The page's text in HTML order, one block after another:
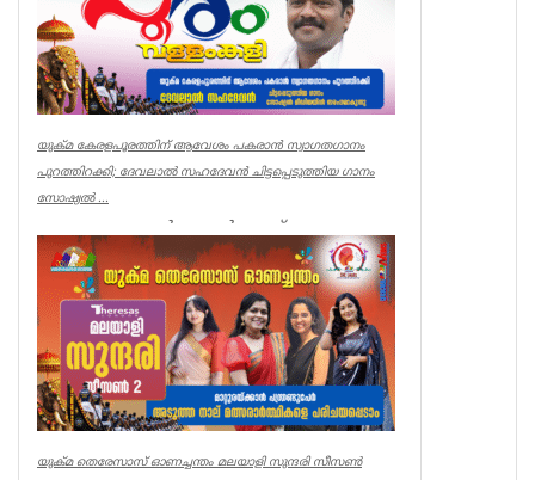
യുക്മ കേരളപൂരത്തിന് ആവേശം പകരാൻ സ്വാഗതഗാനം
പുറത്തിറക്കി; ദേവലാൽ സഹദേവൻ ചിട്ടപ്പെടുത്തിയ ഗാനം
സോഷ്യൽ ...
സ്വന്തം ലേഖകൻ ലണ്ടൻ: യുക്മ കേരളപൂരം
വള്ളംകളിയ്ക്ക് ആവേശം പകരാൻ സ്വാഗത
ഗാനവും. കേരളപ്പൂരം… കേരളപ്...
uukma
യുക്മ തെരേസാസ് ഓണച്ചന്തം മലയാളി സുന്ദരി സീസൺ